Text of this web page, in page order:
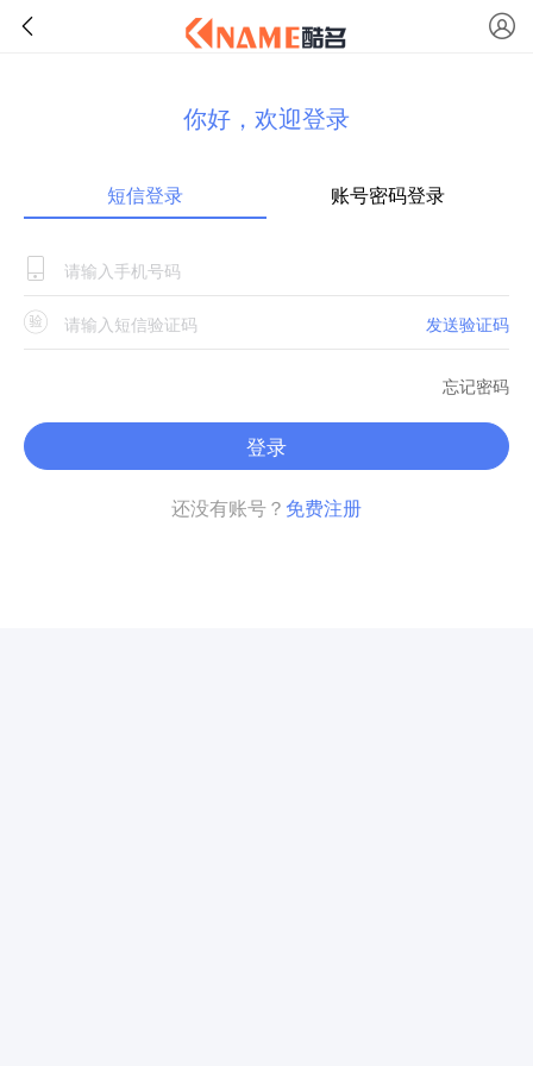
你好，欢迎登录
短信登录 账号密码登录
发送验证码
忘记密码
登录
还没有账号？ 免费注册